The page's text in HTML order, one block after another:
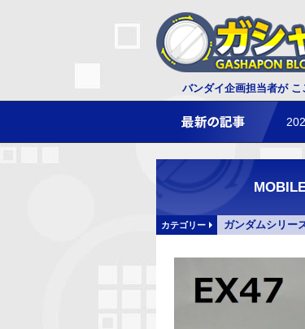
バンダイ企画担当者が こ
カテゴリー ガンダムシリー